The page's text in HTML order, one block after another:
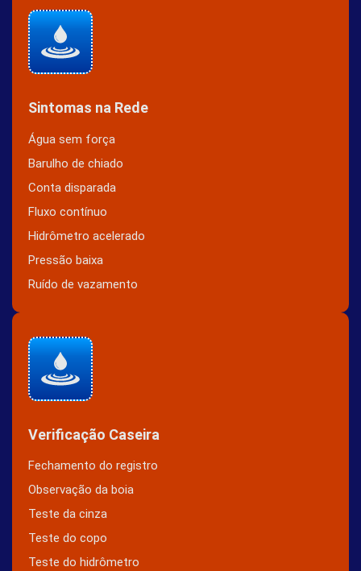
Sintomas na Rede
Água sem força
Barulho de chiado
Conta disparada
Fluxo contínuo
Hidrômetro acelerado
Pressão baixa
Ruído de vazamento
Verificação Caseira
Fechamento do registro
Observação da boia
Teste da cinza
Teste do copo
Teste do hidrômetro